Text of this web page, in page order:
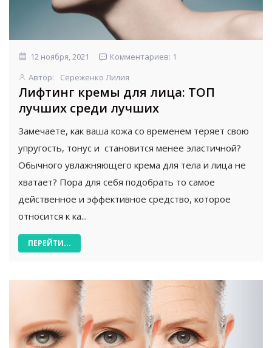
12 ноября, 2021
Комментариев: 1
Автор:
Сереженко Лилия
Лифтинг кремы для лица: ТОП
лучших среди лучших
Замечаете, как ваша кожа со временем теряет свою
упругость, тонус и становится менее эластичной?
Обычного увлажняющего крема для тела и лица не
хватает? Пора для себя подобрать то самое
действенное и эффективное средство, которое
относится к ка...
ПЕРЕЙТИ...